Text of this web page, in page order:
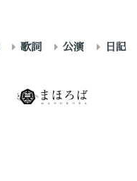
歌詞 公演 日記